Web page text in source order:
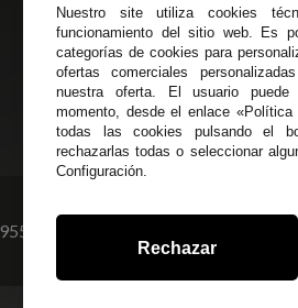
Política de Privacidad
Pago Seguro
Terminos y
Condiciones Generales
Políticas de Cookies
955 44 45 43
Nuestro site utiliza cookies
funcionamiento del sitio web. Es
categorías de cookies para
ofertas comerciales
nuestra oferta. El usuario
momento, desde el enlace
todas las cookies pulsando el
rechazarlas todas o seleccionar
Configuración.
Rechazar